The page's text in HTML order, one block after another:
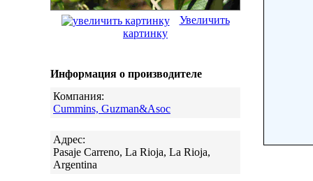
Увеличить
картинку
Информация о производителе
Компания:
Cummins, Guzman&Asoc
Адрес:
Pasaje Carreno, La Rioja, La Rioja,
Argentina